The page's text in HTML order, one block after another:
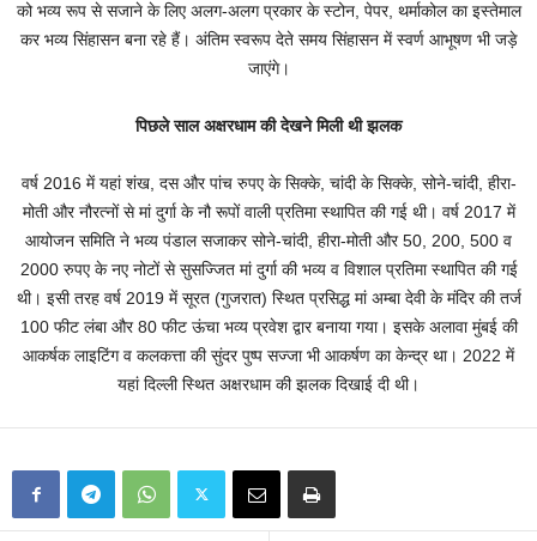
को भव्य रूप से सजाने के लिए अलग-अलग प्रकार के स्टोन, पेपर, थर्माकोल का इस्तेमाल
कर भव्य सिंहासन बना रहे हैं। अंतिम स्वरूप देते समय सिंहासन में स्वर्ण आभूषण भी जड़े
जाएंगे।
पिछले साल अक्षरधाम की देखने मिली थी झलक
वर्ष 2016 में यहां शंख, दस और पांच रुपए के सिक्के, चांदी के सिक्के, सोने-चांदी, हीरा-
मोती और नौरत्नों से मां दुर्गा के नौ रूपों वाली प्रतिमा स्थापित की गई थी। वर्ष 2017 में
आयोजन समिति ने भव्य पंडाल सजाकर सोने-चांदी, हीरा-मोती और 50, 200, 500 व
2000 रुपए के नए नोटों से सुसज्जित मां दुर्गा की भव्य व विशाल प्रतिमा स्थापित की गई
थी। इसी तरह वर्ष 2019 में सूरत (गुजरात) स्थित प्रसिद्ध मां अम्बा देवी के मंदिर की तर्ज
100 फीट लंबा और 80 फीट ऊंचा भव्य प्रवेश द्वार बनाया गया। इसके अलावा मुंबई की
आकर्षक लाइटिंग व कलकत्ता की सुंदर पुष्प सज्जा भी आकर्षण का केन्द्र था। 2022 में
यहां दिल्ली स्थित अक्षरधाम की झलक दिखाई दी थी।